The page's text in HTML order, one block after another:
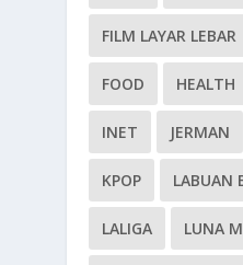
FILM LAYAR LEBAR
FOOD HEALTH
INET JERMAN
KPOP LABUAN
LALIGA LUNA